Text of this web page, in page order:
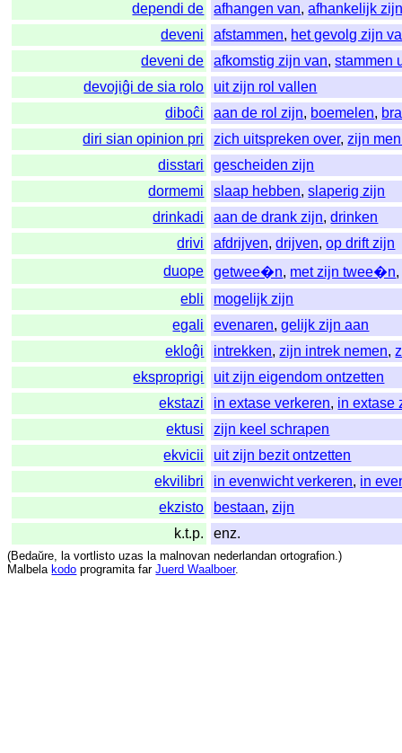
dependi de
afhangen van,afhankelijk
deveni
afstammen, het gevolg zijn
deveni de
afkomstig zijn van,stammen
devojiĝi de sia rolo
uit zijn rol vallen
diboĉi
aan de rol zijn, boemelen,
diri sian opinion pri
zich uitspreken over,zijn
disstari
gescheiden zijn
dormemi
slaap hebben,slaperig zijn
drinkadi
aan de drank zijn,drinken
drivi
afdrijven,drijven,op drift zijn
duope
getwee�n, met zijn twee�n
ebli
mogelijk zijn
egali
evenaren,gelijk zijn aan
ekloĝi
intrekken,zijn intrek nemen,
eksproprigi
uit zijn eigendom ontzetten
ekstazi
in extase verkeren, in extase
ektusi
zijn keel schrapen
ekvicii
uit zijn bezit ontzetten
ekvilibri
in evenwicht verkeren, in
ekzisto
bestaan,zijn
k.t.p.
enz.
(Bedaŭre, la vortlisto uzas la malnovan nederlandan ortografion.)
Malbela kodo programita far Juerd Waalboer.